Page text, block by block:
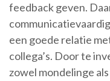
feedback geven.
een goede relatie
collega’s. Door te
zowel mondelinge